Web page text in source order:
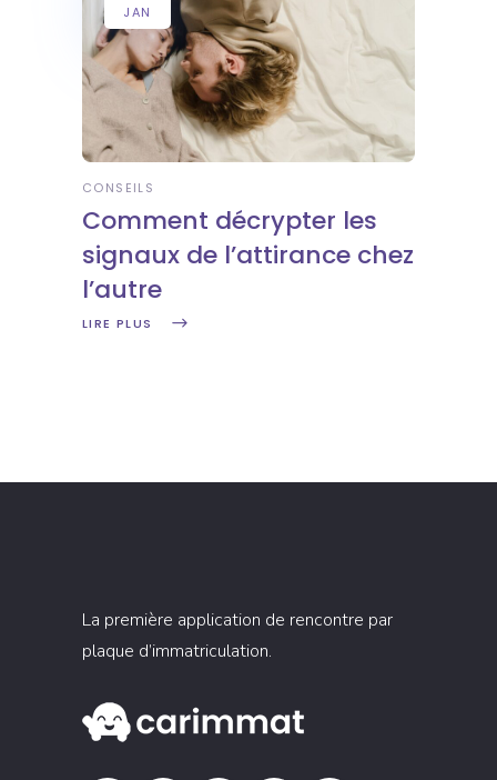
JAN
CONSEILS
Comment décrypter les
signaux de l’attirance chez
l’autre
LIRE PLUS
La première application de rencontre par
plaque d’immatriculation.